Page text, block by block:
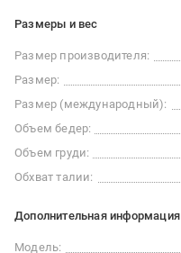
Размеры и вес
Размер производителя:
Размер:
Размер (международный):
Объем бедер:
Объем груди:
Обхват талии:
Дополнительная информация
Модель: